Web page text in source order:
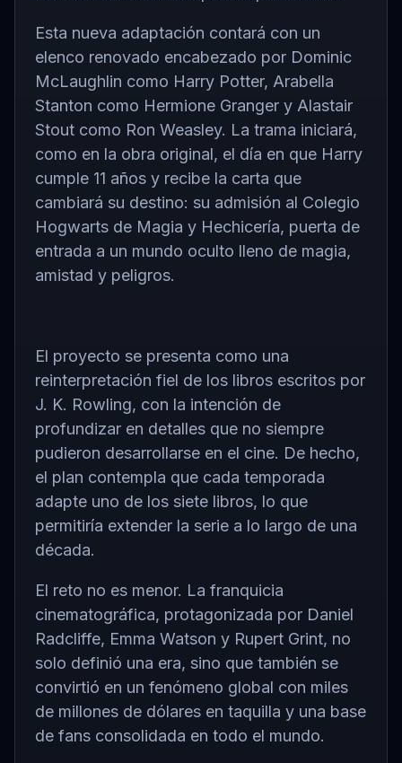
Esta nueva adaptación contará con un
elenco renovado encabezado por Dominic
McLaughlin como Harry Potter, Arabella
Stanton como Hermione Granger y Alastair
Stout como Ron Weasley. La trama iniciará,
como en la obra original, el día en que Harry
cumple 11 años y recibe la carta que
cambiará su destino: su admisión al Colegio
Hogwarts de Magia y Hechicería, puerta de
entrada a un mundo oculto lleno de magia,
amistad y peligros.
El proyecto se presenta como una
reinterpretación fiel de los libros escritos por
J. K. Rowling, con la intención de
profundizar en detalles que no siempre
pudieron desarrollarse en el cine. De hecho,
el plan contempla que cada temporada
adapte uno de los siete libros, lo que
permitiría extender la serie a lo largo de una
década.
El reto no es menor. La franquicia
cinematográfica, protagonizada por Daniel
Radcliffe, Emma Watson y Rupert Grint, no
solo definió una era, sino que también se
convirtió en un fenómeno global con miles
de millones de dólares en taquilla y una base
de fans consolidada en todo el mundo.